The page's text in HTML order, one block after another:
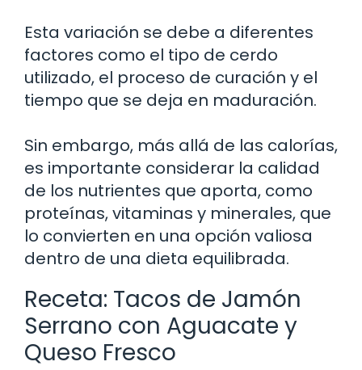
Esta variación se debe a diferentes
factores como el tipo de cerdo
utilizado, el proceso de curación y el
tiempo que se deja en maduración.
Sin embargo, más allá de las calorías,
es importante considerar la calidad
de los nutrientes que aporta, como
proteínas, vitaminas y minerales, que
lo convierten en una opción valiosa
dentro de una dieta equilibrada.
Receta: Tacos de Jamón
Serrano con Aguacate y
Queso Fresco